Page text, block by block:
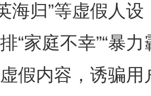
海归”等虚假人
“家庭不幸”“暴
假内容，诱骗用